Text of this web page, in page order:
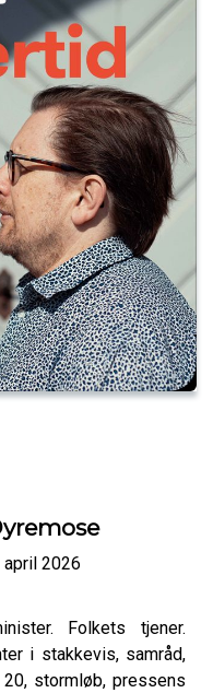
april 2026
Folkets tjener.
i stakkevis, samråd,
stormløb, pressens